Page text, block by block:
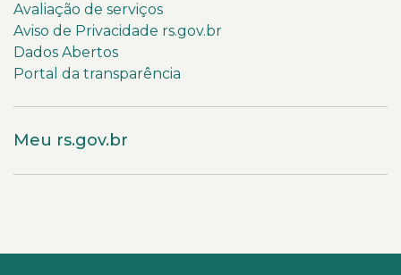
Avaliação de serviços
Aviso de Privacidade rs.gov.br
Dados Abertos
Portal da transparência
Meu rs.gov.br